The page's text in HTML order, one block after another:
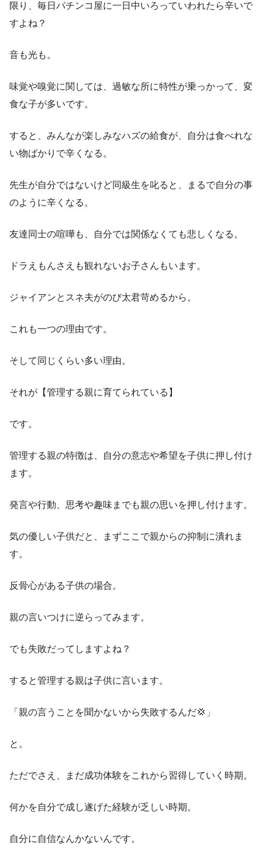
限り、毎日パチンコ屋に一日中いろっていわれたら辛いで
すよね？
音も光も。
味覚や嗅覚に関しては、過敏な所に特性が乗っかって、変
食な子が多いです。
すると、みんなが楽しみなハズの給食が、自分は食べれな
い物ばかりで辛くなる。
先生が自分ではないけど同級生を叱ると、まるで自分の事
のように辛くなる。
友達同士の喧嘩も、自分では関係なくても悲しくなる。
ドラえもんさえも観れないお子さんもいます。
ジャイアンとスネ夫がのび太君苛めるから。
これも一つの理由です。
そして同じくらい多い理由。
それが【管理する親に育てられている】
です。
管理する親の特徴は、自分の意志や希望を子供に押し付け
ます。
発言や行動、思考や趣味までも親の思いを押し付けます。
気の優しい子供だと、まずここで親からの抑制に潰れま
す。
反骨心がある子供の場合。
親の言いつけに逆らってみます。
でも失敗だってしますよね？
すると管理する親は子供に言います。
「親の言うことを聞かないから失敗するんだ💢」
と。
ただでさえ、まだ成功体験をこれから習得していく時期。
何かを自分で成し遂げた経験が乏しい時期。
自分に自信なんかないんです。